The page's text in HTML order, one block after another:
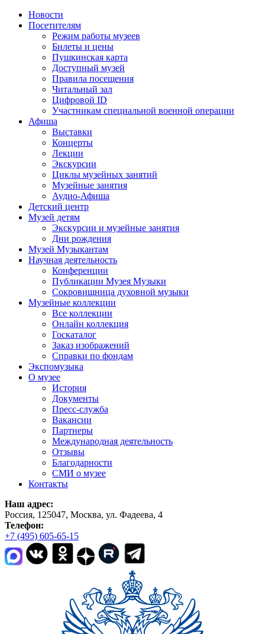
Новости
Посетителям
Режим работы музеев
Билеты и цены
Пушкинская карта
Доступный музей
Правила посещения
Читальный зал
Цифровой ID
Участникам специальной военной операции
Афиша
Выставки
Концерты
Лекции
Экскурсии
Циклы музейных занятий
Музейные занятия
Аудио-Афиша
Детский центр
Музей детям
Экскурсии и музейные занятия
Дни рождения
Музей Музыкантам
Научная деятельность
Конференции
Публикации Музея Музыки
Сокровищница духовной музыки
Музейные коллекции
Все коллекции
Онлайн коллекция
Госкаталог
Заказ изображений
Справки по фондам
Экспомузыка
О музее
История
Документы
Пресс-служба
Вакансии
Партнеры
Международная деятельность
Отзывы
Благодарности
СМИ о музее
Контакты
Наш адрес:
Россия, 125047, Москва, ул. Фадеева, 4
Телефон:
+7 (495) 605-65-15